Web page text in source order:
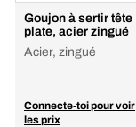
Goujon à sertir tête
plate, acier zingué
Acier, zingué
Connecte-toi pour voir
les prix